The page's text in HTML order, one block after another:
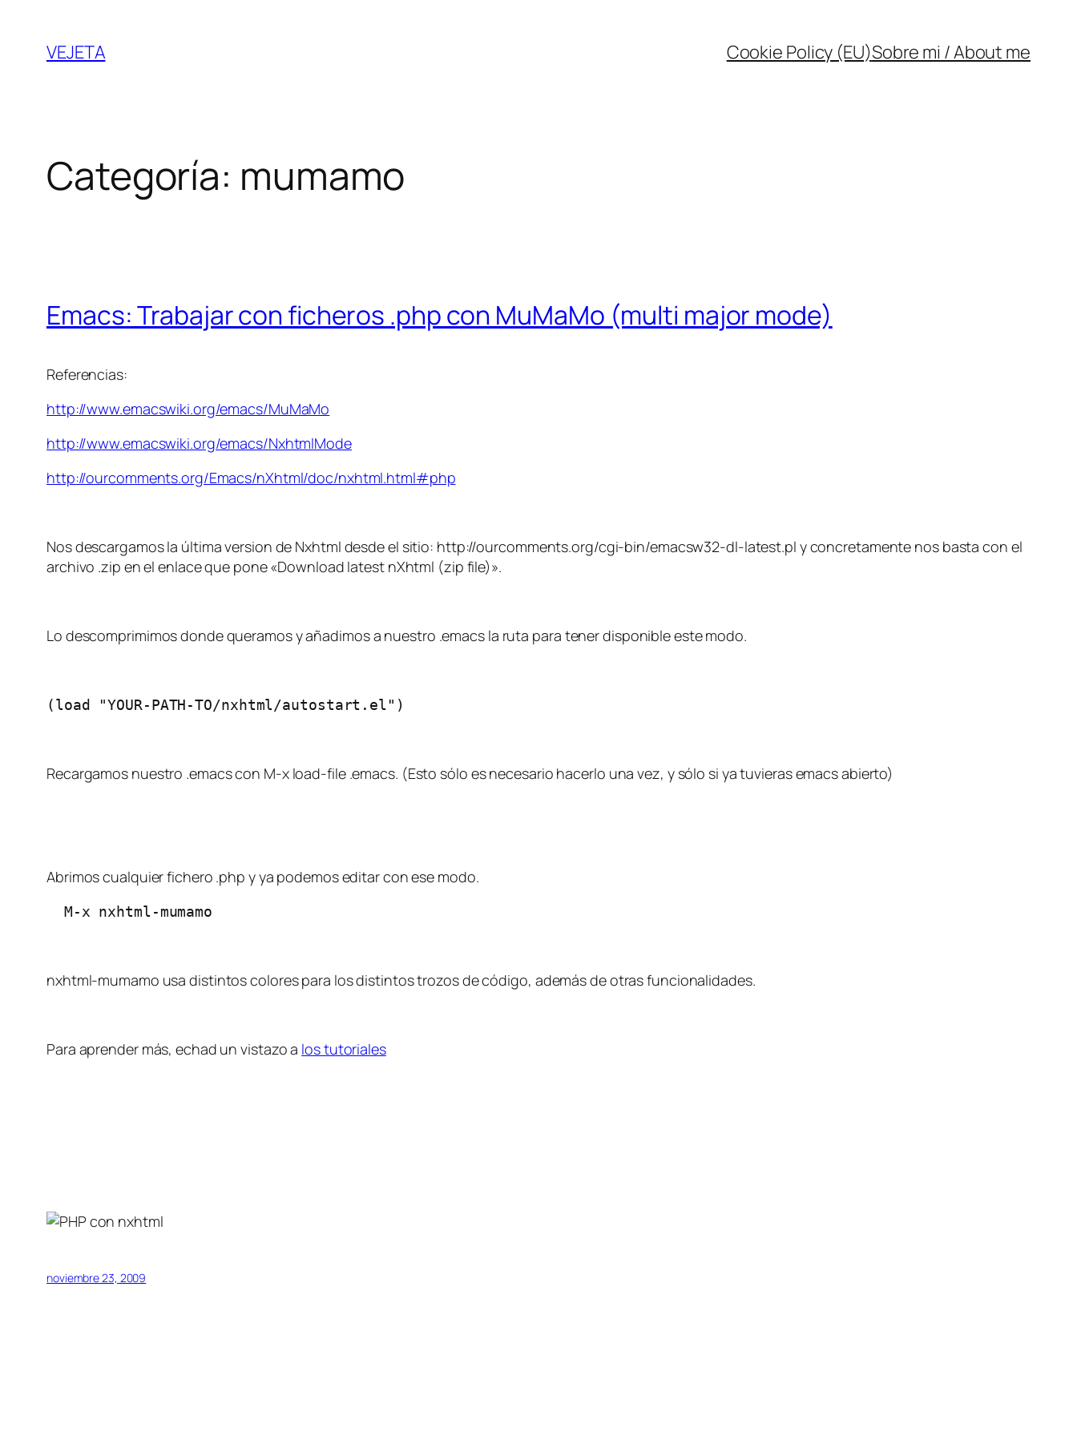
contenido
VEJETA Cookie Policy (EU)Sobre mi / About me
Categoría: mumamo
Emacs: Trabajar con ficheros .php con MuMaMo (multi major mode)
Referencias:
http://www.emacswiki.org/emacs/MuMaMo
http://www.emacswiki.org/emacs/NxhtmlMode
http://ourcomments.org/Emacs/nXhtml/doc/nxhtml.html#php
Nos descargamos la última version de Nxhtml desde el sitio: http://ourcomments.org/cgi-bin/emacsw32-dl-latest.pl y concretamente nos basta con el
archivo .zip en el enlace que pone «Download latest nXhtml (zip file)».
Lo descomprimimos donde queramos y añadimos a nuestro .emacs la ruta para tener disponible este modo.
(load "YOUR-PATH-TO/nxhtml/autostart.el")
Recargamos nuestro .emacs con M-x load-file .emacs. (Esto sólo es necesario hacerlo una vez, y sólo si ya tuvieras emacs abierto)
Abrimos cualquier fichero .php y ya podemos editar con ese modo.
  M-x nxhtml-mumamo
nxhtml-mumamo usa distintos colores para los distintos trozos de código, además de otras funcionalidades.
Para aprender más, echad un vistazo a los tutoriales
noviembre 23, 2009